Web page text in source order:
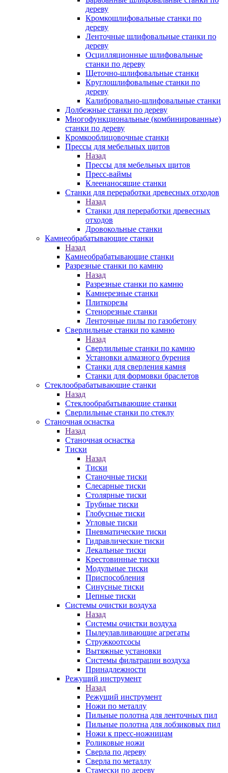
дереву
Кромкошлифовальные станки по
дереву
Ленточные шлифовальные станки по
дереву
Осцилляционные шлифовальные
станки по дереву
Щеточно-шлифовальные станки
Круглошлифовальные станки по
дереву
Калибровально-шлифовальные станки
Долбежные станки по дереву
Многофункциональные (комбинированные)
станки по дереву
Кромкооблицовочные станки
Прессы для мебельных щитов
Назад
Прессы для мебельных щитов
Пресс-ваймы
Клеенаносящие станки
Станки для переработки древесных отходов
Назад
Станки для переработки древесных
отходов
Дровокольные станки
Камнеобрабатывающие станки
Назад
Камнеобрабатывающие станки
Разрезные станки по камню
Назад
Разрезные станки по камню
Камнерезные станки
Плиткорезы
Стенорезные станки
Ленточные пилы по газобетону
Сверлильные станки по камню
Назад
Сверлильные станки по камню
Установки алмазного бурения
Станки для сверления камня
Станки для формовки браслетов
Стеклообрабатывающие станки
Назад
Стеклообрабатывающие станки
Сверлильные станки по стеклу
Станочная оснастка
Назад
Станочная оснастка
Тиски
Назад
Тиски
Станочные тиски
Слесарные тиски
Столярные тиски
Трубные тиски
Глобусные тиски
Угловые тиски
Пневматические тиски
Гидравлические тиски
Лекальные тиски
Крестовинные тиски
Модульные тиски
Приспособления
Синусные тиски
Цепные тиски
Системы очистки воздуха
Назад
Системы очистки воздуха
Пылеулавливающие агрегаты
Стружкоотсосы
Вытяжные установки
Системы фильтрации воздуха
Принадлежности
Режущий инструмент
Назад
Режущий инструмент
Ножи по металлу
Пильные полотна для ленточных пил
Пильные полотна для лобзиковых пил
Ножи к пресс-ножницам
Роликовые ножи
Сверла по дереву
Сверла по металлу
Стамески по дереву